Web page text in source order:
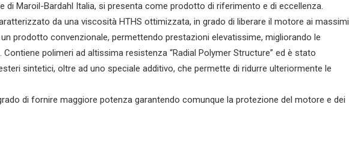
di Maroil-Bardahl Italia, si presenta come prodotto di riferimento e di eccellenza.
da una viscosità HTHS ottimizzata, in grado di liberare il motore ai massimi
prodotto convenzionale, permettendo prestazioni elevatissime, migliorando le
polimeri ad altissima resistenza “Radial Polymer Structure” ed è stato
sintetici, oltre ad uno speciale additivo, che permette di ridurre ulteriormente le
di fornire maggiore potenza garantendo comunque la protezione del motore e dei